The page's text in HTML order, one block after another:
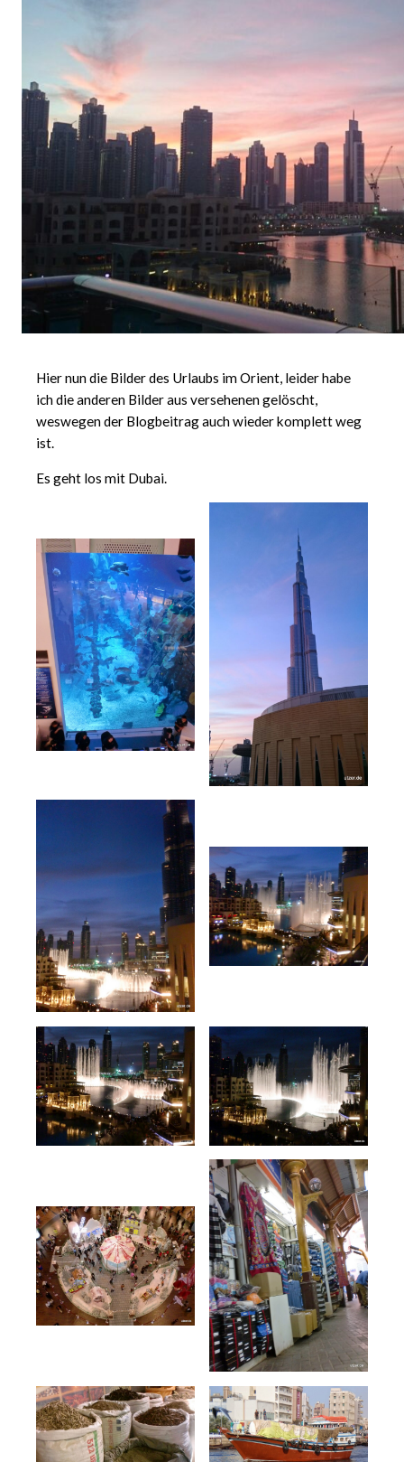
Hier nun die Bilder des Urlaubs im Orient, leider habe
ich die anderen Bilder aus versehenen gelöscht,
weswegen der Blogbeitrag auch wieder komplett weg
ist.
Es geht los mit Dubai.